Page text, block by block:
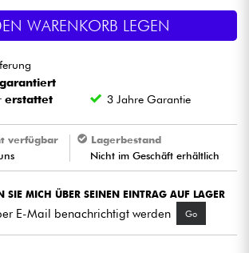
Quartett
WARENKORB LEGEN
garantiert
erstattet 3 Jahre Garantie
verfügbar
Lagerbestand
Nicht im Geschäft erhältlich
SIE MICH ÜBER SEINEN EINTRAG AUF LAGER
E-Mail benachrichtigt werden Go